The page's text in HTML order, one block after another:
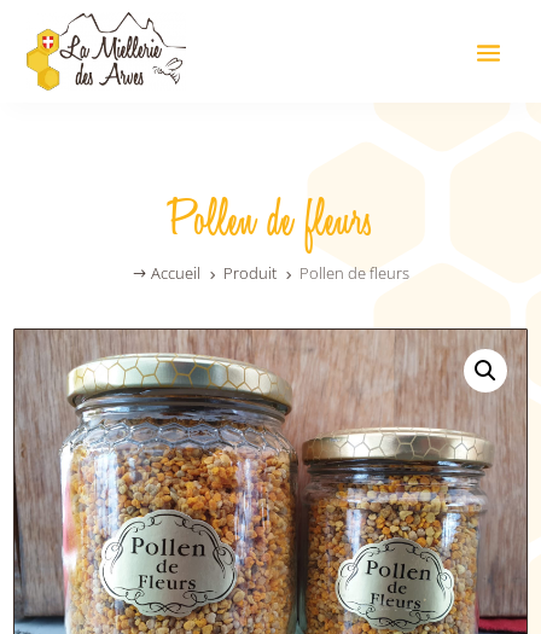
Pollen de fleurs
$ Accueil 5 Produit 5 Pollen de fleurs